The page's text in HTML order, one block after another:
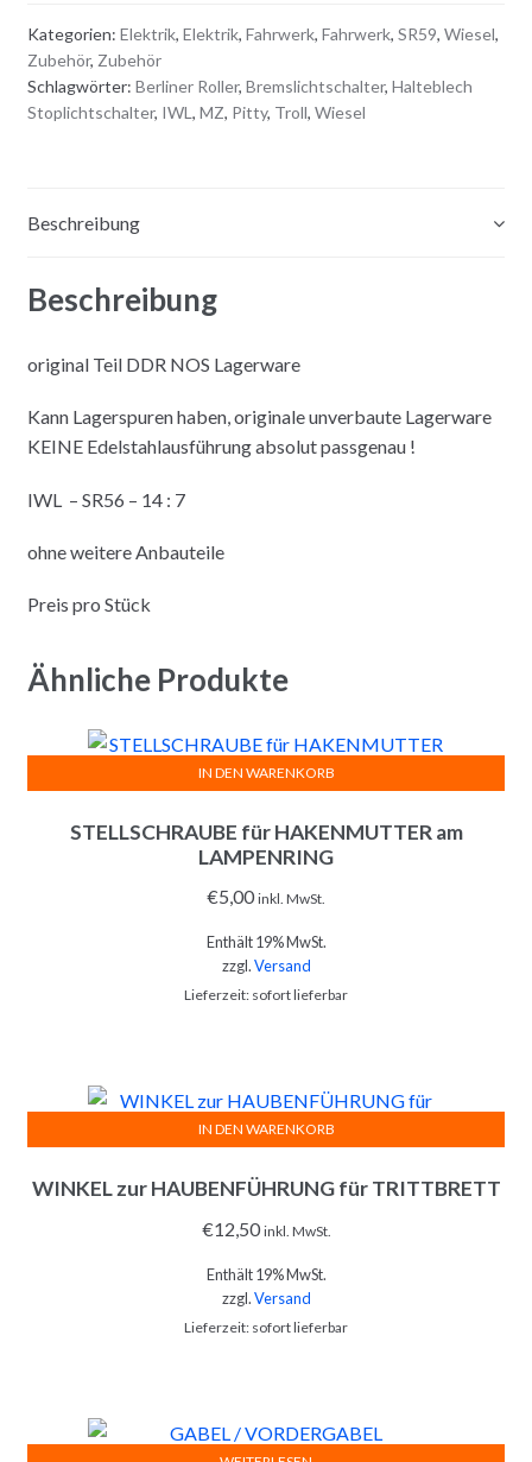
r
Kategorien: Elektrik, Elektrik, Fahrwerk, Fahrwerk, SR59, Wiesel,
Zubehör, Zubehör
Schlagwörter: Berliner Roller, Bremslichtschalter, Halteblech
Stoplichtschalter, IWL , MZ, Pitty, Troll, Wiesel
Beschreibung
Beschreibung
original Teil DDR NOS Lagerware
Kann Lagerspuren haben, originale unverbaute Lagerware
KEINE Edelstahlausführung absolut passgenau !
IWL – SR56 – 14 : 7
ohne weitere Anbauteile
Preis pro Stück
Ähnliche Produkte
STELLSCHRAUBE für HAKENMUTTER am
LAMPENRING
€5,00 inkl. MwSt.
Enthält 19% MwSt.
zzgl.Versand
Lieferzeit: sofort lieferbar
IN DEN WARENKORB
WINKEL zur HAUBENFÜHRUNG für TRITTBRETT
€12,50 inkl. MwSt.
Enthält 19% MwSt.
zzgl.Versand
Lieferzeit: sofort lieferbar
IN DEN WARENKORB